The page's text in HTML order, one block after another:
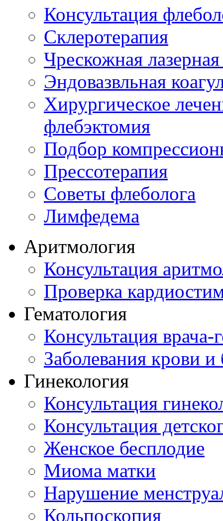
Консультация
Склеротерапия
Чрескожная
Эндовазвльная
Хирургическое
флебэктомия
Подбор
Прессотерапия
Советы флеболога
Лимфедема
Аритмология
Консультация
Проверка
Гематология
Консультация врача-
Заболевания крови и
Гинекология
Консультация
Консультация
Женское бесплодие
Миома матки
Нарушение
Кольпоскопия